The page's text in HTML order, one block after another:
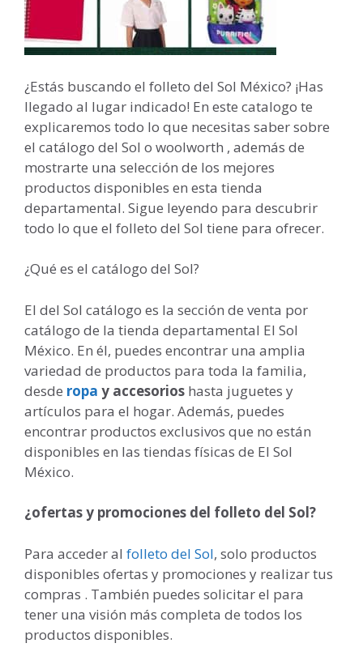
¿Estás buscando el folleto del Sol México? ¡Has
llegado al lugar indicado! En este catalogo te
explicaremos todo lo que necesitas saber sobre
el catálogo del Sol o woolworth , además de
mostrarte una selección de los mejores
productos disponibles en esta tienda
departamental. Sigue leyendo para descubrir
todo lo que el folleto del Sol tiene para ofrecer.
¿Qué es el catálogo del Sol?
El del Sol catálogo es la sección de venta por
catálogo de la tienda departamental El Sol
México. En él, puedes encontrar una amplia
variedad de productos para toda la familia,
desde ropa y accesorios hasta juguetes y
artículos para el hogar. Además, puedes
encontrar productos exclusivos que no están
disponibles en las tiendas físicas de El Sol
México.
¿ofertas y promociones del folleto del Sol?
Para acceder al folleto del Sol, solo productos
disponibles ofertas y promociones y realizar tus
compras . También puedes solicitar el para
tener una visión más completa de todos los
productos disponibles.